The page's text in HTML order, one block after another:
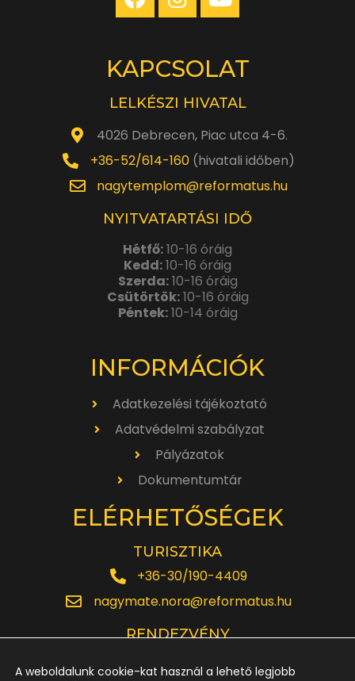
KAPCSOLAT
LELKÉSZI HIVATAL
4026 Debrecen, Piac utca 4-6.
+36-52/614-160(hivatali időben)
nagytemplom@reformatus.hu
NYITVATARTÁSI IDŐ
Hétfő:10-16 óráig
Kedd:10-16 óráig
Szerda:10-16 óráig
Csütörtök:10-16 óráig
Péntek:10-14 óráig
INFORMÁCIÓK
Adatkezelési tájékoztató
Adatvédelmi szabályzat
Pályázatok
Dokumentumtár
ELÉRHETŐSÉGEK
TURISZTIKA
+36-30/190-4409
nagymate.nora@reformatus.hu
RENDEZVÉNY
A weboldalunk cookie-kat használ a lehető legjobb